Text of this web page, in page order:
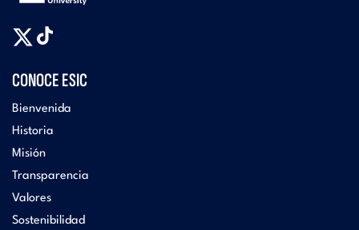
CONOCE ESIC
Bienvenida
Historia
Misión
Transparencia
Valores
Sostenibilidad